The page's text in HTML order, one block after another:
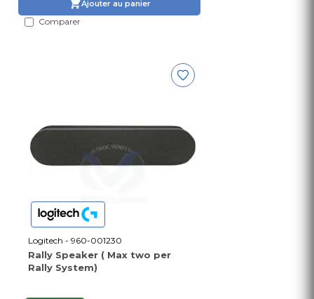
Ajouter au panier
Comparer
Logitech - 960-001230
Rally Speaker ( Max two per
Rally System)